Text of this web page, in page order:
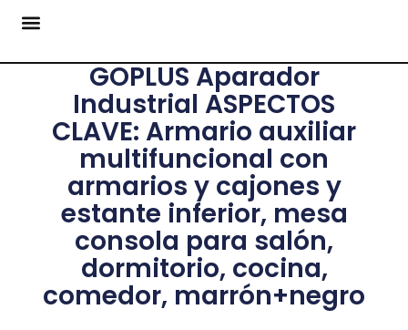
GOPLUS Aparador
Industrial ASPECTOS
CLAVE: Armario auxiliar
multifuncional con
armarios y cajones y
estante inferior, mesa
consola para salón,
dormitorio, cocina,
comedor, marrón+negro